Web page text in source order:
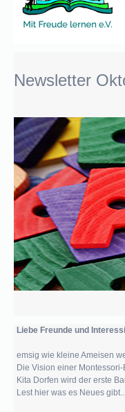
Glückswerkstatt
Unser
Unsere
Vision
Unser
Vorstand
Unsere
Satzung
Termine
Newsletter
Liebe Freunde und
emsig wie kleine Ameisen
Die Vision einer
Kita Dorfen wird der erste
Lest hier was es Neues